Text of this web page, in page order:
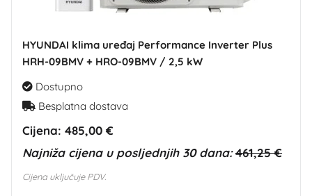
HYUNDAI klima uređaj Performance Inverter Plus
HRH-09BMV + HRO-09BMV / 2,5 kW
Dostupno
Besplatna dostava
Cijena: 485,00 €
Najniža cijena u posljednjih 30 dana:461,25 €
Cijena uključuje PDV.